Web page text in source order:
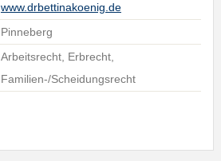
www.drbettinakoenig.de
Pinneberg
Arbeitsrecht, Erbrecht,
Familien-/Scheidungsrecht